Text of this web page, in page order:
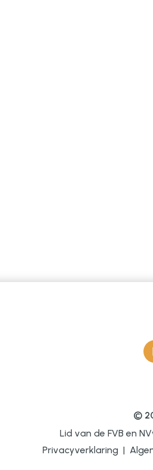
©
Lid van de FVB en
Privacyverklaring |